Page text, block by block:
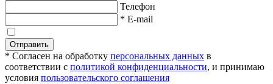
Телефон
* E-mail
Отправить
* Согласен на обработку персональных данных в
соответствии с политикой конфиденциальности, и принимаю
условия пользовательского соглашения